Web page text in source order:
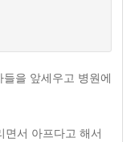
을 앞세우고 병원에
면서 아프다고 해서